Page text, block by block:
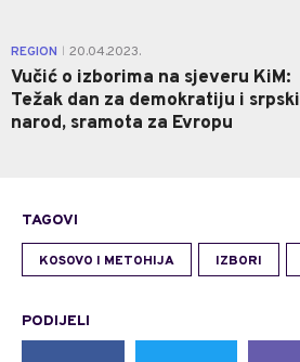
REGION 20.04.2023.
Vučić o izborima na sjeveru KiM:
Težak dan za demokratiju i srpski
narod, sramota za Evropu
TAGOVI
KOSOVO I METOHIJA IZBORI
PODIJELI